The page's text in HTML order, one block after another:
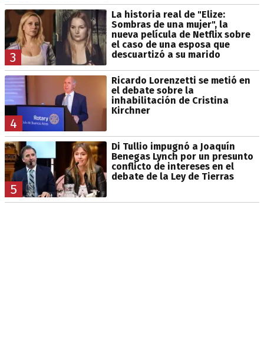
3
La historia real de "Elize:
Sombras de una mujer", la
nueva película de Netflix sobre
el caso de una esposa que
descuartizó a su marido
4
Ricardo Lorenzetti se metió en
el debate sobre la
inhabilitación de Cristina
Kirchner
5
Di Tullio impugnó a Joaquín
Benegas Lynch por un presunto
conflicto de intereses en el
debate de la Ley de Tierras